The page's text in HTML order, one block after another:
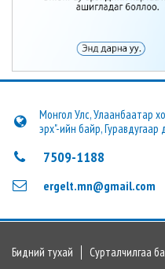
Монгол Улс, Улаанбаатар
эрх"-ийн байр,
7509-1188
ergelt.mn@gmail.com
Бидний тухай Сурталчилгаа